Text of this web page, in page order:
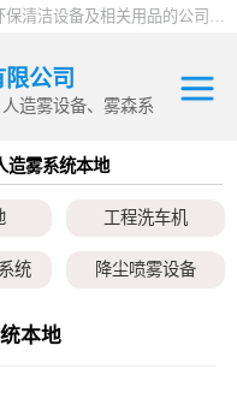
河南绿森环保科技有限公司一家专业销售环保清洁设备及相关用品的公司，产品包括：音乐喷泉、雾森系统、人造雾设备、景观人造雾、人造雾系统、小区喷雾设备、高压喷雾降尘设备、料仓喷雾除尘系统、喷雾降温加湿设备、郑州喷雾消毒设备，等八大系列上百个品种。
公司
造雾设备、雾森系
造雾系统本地
工程洗车机
统 降尘喷雾设备
本地